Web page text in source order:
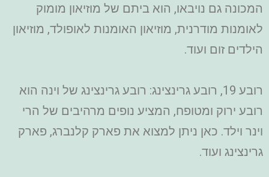
המכונה גם נויבאו, הוא ביתם של מוזיאון מומוק
לאומנות מודרנית, מוזיאון האומנות לאופולד, מוזיאון
הילדים זום ועוד.
רובע 19, רובע גרינצינג: רובע גרינצינג של וינה הוא
רובע ירוק ומטופח, המציע נופים מרהיבים של הרי
וינר וילד. כאן ניתן למצוא את פארק קלנברג, פארק
גרינצינג ועוד.